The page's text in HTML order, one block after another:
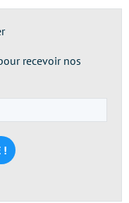
recevoir nos